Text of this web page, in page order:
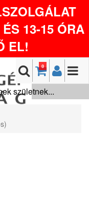
13-15 ÓRA
EL!
0
születnek...